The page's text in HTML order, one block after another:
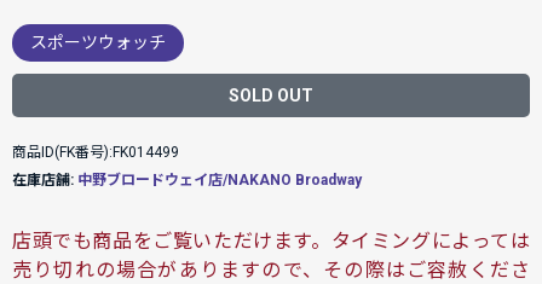
スポーツウォッチ
SOLD OUT
商品ID(FK番号):FK014499
在庫店舗: 中野ブロードウェイ店/NAKANO Broadway
店頭でも商品をご覧いただけます。タイミングによっては
売り切れの場合がありますので、その際はご容赦くださ